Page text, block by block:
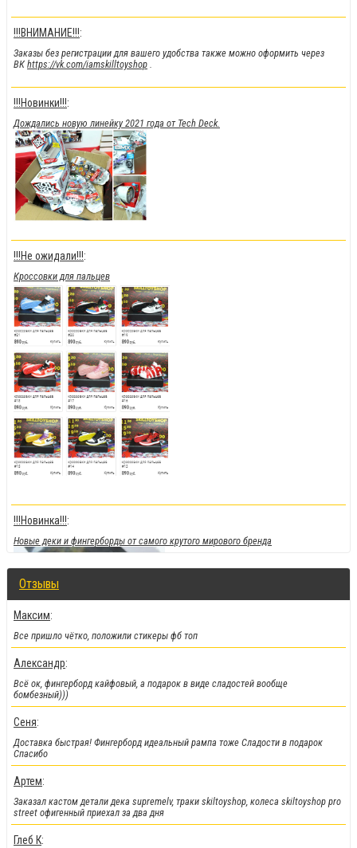
!!!ВНИМАНИЕ!!!:
Заказы без регистрации для вашего удобства также можно оформить через
ВКhttps://vk.com/iamskilltoyshop
!!!Новинки!!!:
Дождались новую линейку 2021 года от Tech Deck.
!!!Не ожидали!!!:
Кроссовки для пальцев
!!!Новинка!!!:
Новые деки и фингерборды от самого крутого мирового бренда
!!!Скидки!!!
На парки также на часть фингербордов
Отзывы
Максим:
Все пришло чётко, положили стикеры фб топ
Александр:
Всё ок, фингерборд кайфовый, а подарок в виде сладостей вообще
бомбезный)))
Сеня:
Доставка быстрая! Фингерборд идеальный рампа тоже Сладости в подарок
Спасибо
Артем:
Заказал кастом детали дека supremelv, траки skiltoyshop, колеса skiltoyshop pro
street офигенный приехал за два дня
Глеб К: